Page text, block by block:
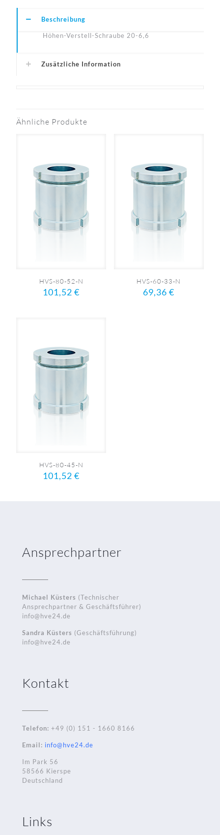
Beschreibung
Höhen-Verstell-Schraube 20-6,6
Zusätzliche Information
Ähnliche Produkte
HVS-80-52-N
101,52€
HVS-60-33-N
69,36€
HVS-80-45-N
101,52€
Ansprechpartner
Michael Küsters (Technischer
Ansprechpartner & Geschäftsführer)
info@hve24.de
Sandra Küsters (Geschäftsführung)
info@hve24.de
Kontakt
Telefon: +49 (0) 151 - 1660 8166
Email: info@hve24.de
Im Park 56
58566 Kierspe
Deutschland
Links